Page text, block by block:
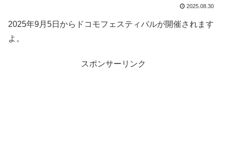
2025.08.30
2025年9月5日からドコモフェスティバルが開催されます
よ。
スポンサーリンク